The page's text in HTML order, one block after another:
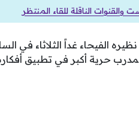
الناقلة للقاء المنتظر
حرية أكبر في تطبيق أفكاره